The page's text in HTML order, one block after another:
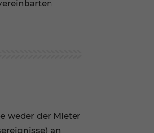
weder der Mieter
an